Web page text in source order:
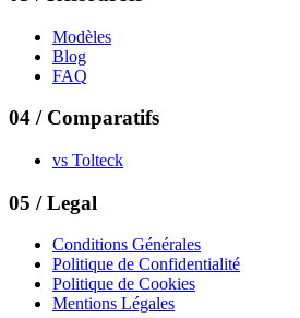
Modèles
Blog
FAQ
04 / Comparatifs
vs Tolteck
05 / Legal
Conditions Générales
Politique de Confidentialité
Politique de Cookies
Mentions Légales